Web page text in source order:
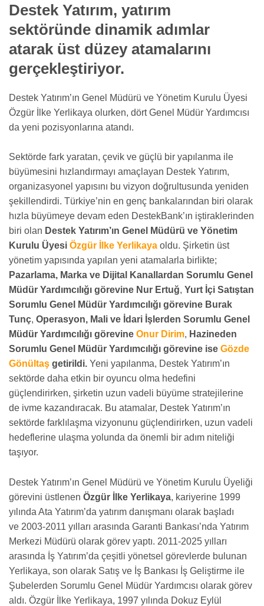
Destek Yatırım, yatırım
sektöründe dinamik adımlar
atarak üst düzey atamalarını
gerçekleştiriyor.
Destek Yatırım’ın Genel Müdürü ve Yönetim Kurulu Üyesi
Özgür İlke Yerlikaya olurken, dört Genel Müdür Yardımcısı
da yeni pozisyonlarına atandı.
Sektörde fark yaratan, çevik ve güçlü bir yapılanma ile
büyümesini hızlandırmayı amaçlayan Destek Yatırım,
organizasyonel yapısını bu vizyon doğrultusunda yeniden
şekillendirdi. Türkiye’nin en genç bankalarından biri olarak
hızla büyümeye devam eden DestekBank’ın iştiraklerinden
biri olan Destek Yatırım’ın Genel Müdürü ve Yönetim
Kurulu Üyesi Özgür İlke Yerlikaya oldu. Şirketin üst
yönetim yapısında yapılan yeni atamalarla birlikte;
Pazarlama, Marka ve Dijital Kanallardan Sorumlu Genel
Müdür Yardımcılığı görevine Nur Ertuğ, Yurt İçi Satıştan
Sorumlu Genel Müdür Yardımcılığı görevine Burak
Tunç, Operasyon, Mali ve İdari İşlerden Sorumlu Genel
Müdür Yardımcılığı görevine Onur Dirim, Hazineden
Sorumlu Genel Müdür Yardımcılığı görevine ise Gözde
Gönültaş getirildi. Yeni yapılanma, Destek Yatırım’ın
sektörde daha etkin bir oyuncu olma hedefini
güçlendirirken, şirketin uzun vadeli büyüme stratejilerine
de ivme kazandıracak. Bu atamalar, Destek Yatırım’ın
sektörde farklılaşma vizyonunu güçlendirirken, uzun vadeli
hedeflerine ulaşma yolunda da önemli bir adım niteliği
taşıyor.
Destek Yatırım’ın Genel Müdürü ve Yönetim Kurulu Üyeliği
görevini üstlenen Özgür İlke Yerlikaya, kariyerine 1999
yılında Ata Yatırım’da yatırım danışmanı olarak başladı
ve 2003-2011 yılları arasında Garanti Bankası’nda Yatırım
Merkezi Müdürü olarak görev yaptı. 2011-2025 yılları
arasında İş Yatırım’da çeşitli yönetsel görevlerde bulunan
Yerlikaya, son olarak Satış ve İş Bankası İş Geliştirme ile
Şubelerden Sorumlu Genel Müdür Yardımcısı olarak görev
aldı. Özgür İlke Yerlikaya, 1997 yılında Dokuz Eylül